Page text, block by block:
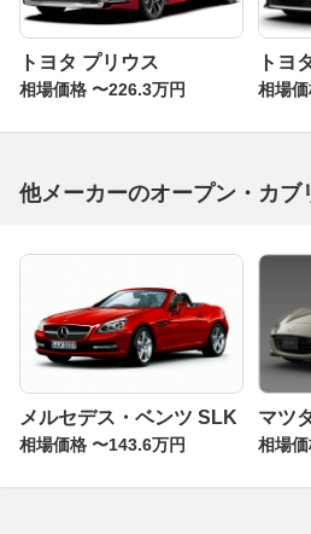
トヨタ プリウス
相場価格 〜226.3万円
トヨ
相場
他メーカーのオープン・カブ
メルセデス・ベンツ SLK
相場価格 〜143.6万円
マツ
相場